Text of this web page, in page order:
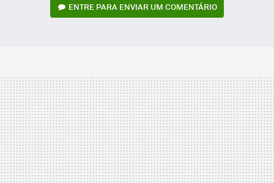
ENTRE PARA ENVIAR UM COMENTÁRIO